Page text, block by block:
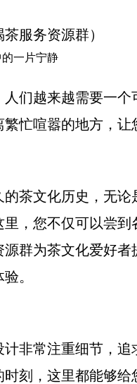
服务资源群）
一片宁静
们越来越需要一
忙喧嚣的地方，
茶文化历史，无
，您不仅可以尝
群为茶文化爱好
。
非常注重细节，
刻，这里都能够